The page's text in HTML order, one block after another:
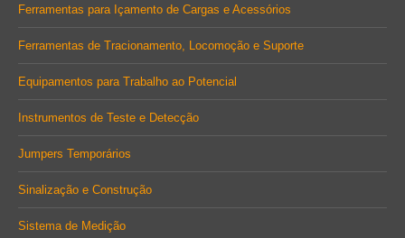
Ferramentas para Içamento de Cargas e Acessórios
Ferramentas de Tracionamento, Locomoção e Suporte
Equipamentos para Trabalho ao Potencial
Instrumentos de Teste e Detecção
Jumpers Temporários
Sinalização e Construção
Sistema de Medição